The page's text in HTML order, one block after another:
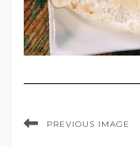
PREVIOUS IMAGE